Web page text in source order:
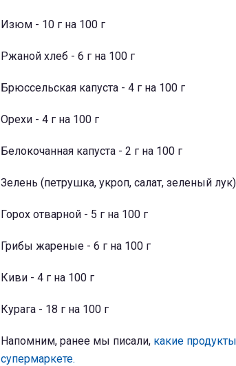
Изюм - 10 г на 100 г
Ржаной хлеб - 6 г на 100 г
Брюссельская капуста - 4 г на 100 г
Орехи - 4 г на 100 г
Белокочанная капуста - 2 г на 100 г
Зелень (петрушка, укроп, салат, зеленый
Горох отварной - 5 г на 100 г
Грибы жареные - 6 г на 100 г
Киви - 4 г на 100 г
Курага - 18 г на 100 г
Напомним, ранее мы писали, какие
супермаркете.